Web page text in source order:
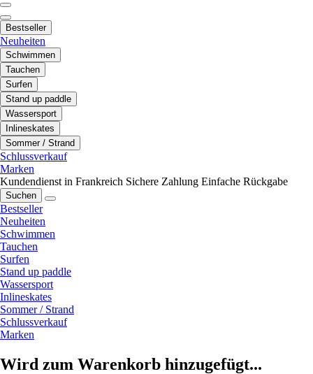
Bestseller
Neuheiten
Schwimmen
Tauchen
Surfen
Stand up paddle
Wassersport
Inlineskates
Sommer / Strand
Schlussverkauf
Marken
Kundendienst in Frankreich Sichere Zahlung Einfache Rückgabe
Suchen
Bestseller
Neuheiten
Schwimmen
Tauchen
Surfen
Stand up paddle
Wassersport
Inlineskates
Sommer / Strand
Schlussverkauf
Marken
Wird zum Warenkorb hinzugefügt...